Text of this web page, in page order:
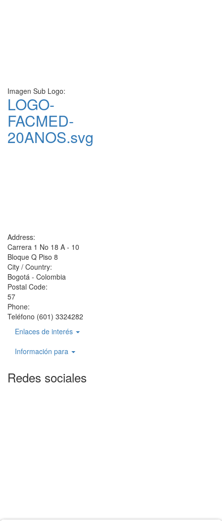
Imagen Sub Logo:
LOGO-
FACMED-
20ANOS.svg
Address:
Carrera 1 No 18 A - 10
Bloque Q Piso 8
City / Country:
Bogotá - Colombia
Postal Code:
57
Phone:
Teléfono (601) 3324282
Enlaces de interés
Información para
Redes sociales